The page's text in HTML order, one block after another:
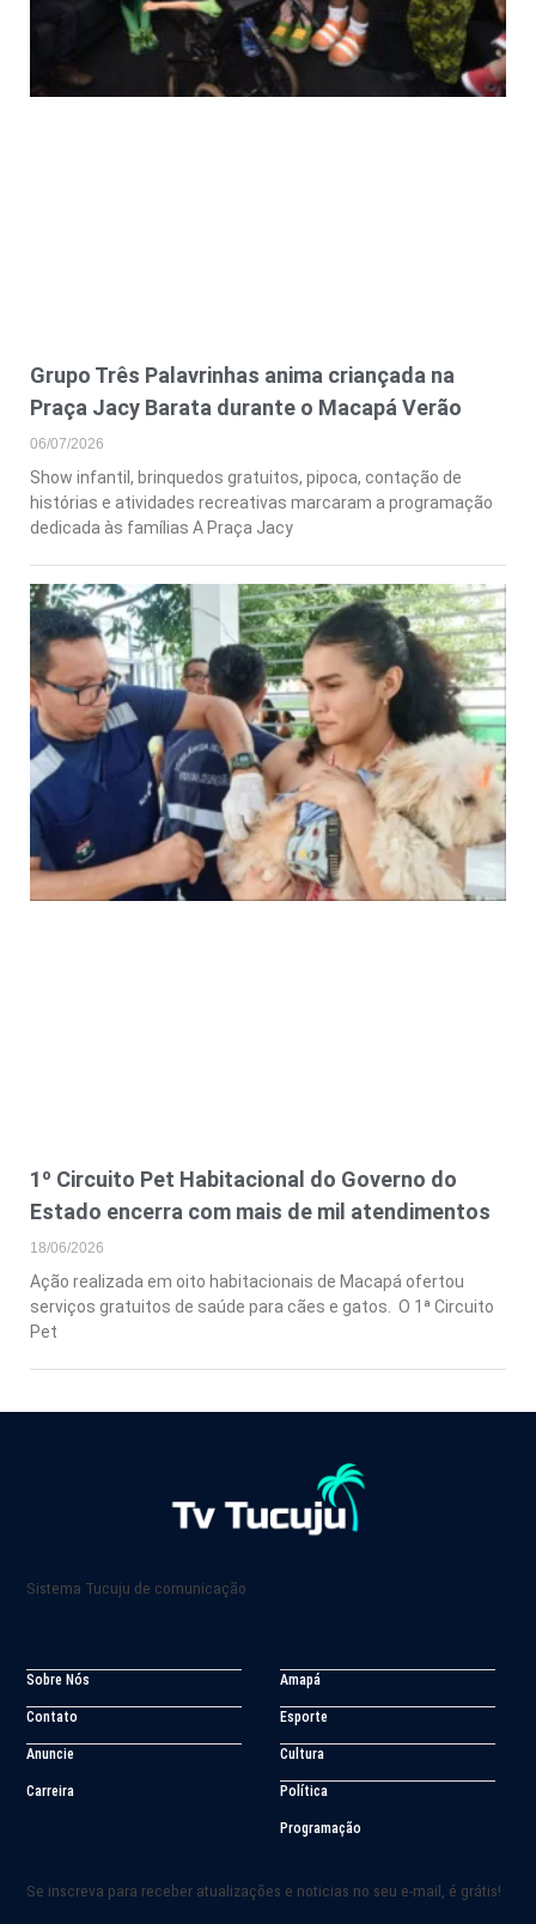
Grupo Três Palavrinhas anima criançada na
Praça Jacy Barata durante o Macapá Verão
06/07/2026
Show infantil, brinquedos gratuitos, pipoca, contação de
histórias e atividades recreativas marcaram a programação
dedicada às famílias A Praça Jacy
1º Circuito Pet Habitacional do Governo do
Estado encerra com mais de mil atendimentos
18/06/2026
Ação realizada em oito habitacionais de Macapá ofertou
serviços gratuitos de saúde para cães e gatos. O 1ª Circuito
Pet
Sistema Tucuju de comunicação
Sobre Nós
Contato
Anuncie
Carreira
Amapá
Esporte
Cultura
Política
Programação
Se inscreva para receber atualizações e noticias no seu e-mail, é grátis!